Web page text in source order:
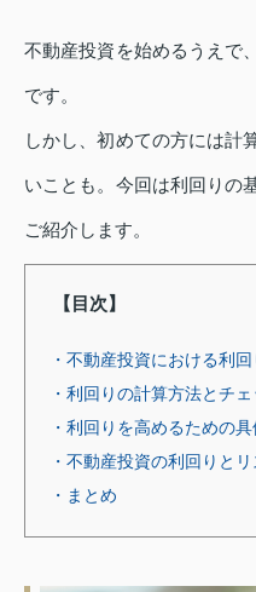
不動産投資を始めるうえで
です。
しかし、初めての方には計
いことも。今回は利回りの
ご紹介します。
【目次】
・不動産投資における利回
・利回りの計算方法とチ
・利回りを高めるための
・不動産投資の利回りと
・まとめ